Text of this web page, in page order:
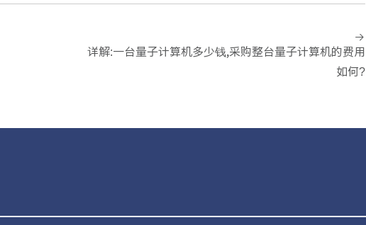
详解:一台量子计算机多少钱,采购整台量子计算机的费用
如何?